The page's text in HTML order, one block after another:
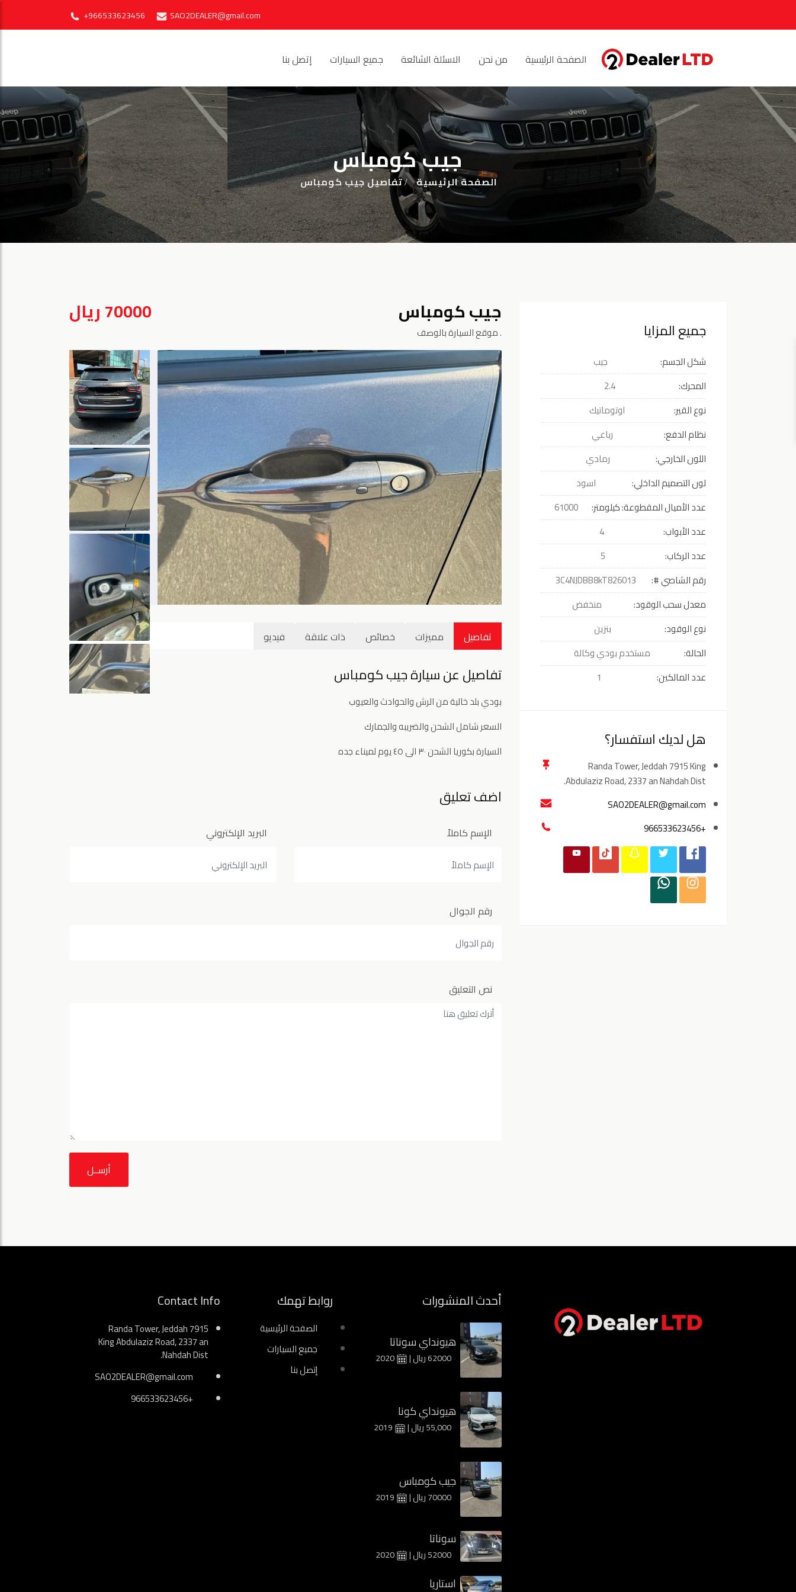
+966533623456 SAO2DEALER@gmail.com
الصفحة الرئيسية من نحن الاسئلة الشائعة جميع السيارات إتصل بنا
جيب كومباس
الصفحة الرئيسية تفاصيل جيب كومباس
جيب كومباس
موقع السيارة بالوصف.
70000 ريال
تفاصيل مميزات خصائص ذات علاقة فيديو
تفاصيل عن سيارة جيب كومباس
بودي بلد خالية من الرش والحوادث والعيوب
السعر شامل الشحن والضريبه والجمارك
السيارة بكوريا الشحن ٣٠ الى ٤٥ يوم لميناء جده
اضف تعليق
الإسم كاملاً البريد الإلكتروني
رقم الجوال
نص التعليق
أرســل
جميع المزايا
شكل الجسم:
جيب
المحرك:
2.4
نوع القير:
اوتوماتيك
نظام الدفع:
رباعي
اللون الخارجي:
رمادي
لون التصميم الداخلي:
اسود
عدد الأميال المقطوعة: كيلومتر:
61000
عدد الأبواب:
4
عدد الركاب:
5
رقم الشاصي #:
3C4NJDBB8kT826013
معدل سحب الوقود:
منخفض
نوع الوقود:
بنزين
الحالة:
مستخدم بودي وكالة
عدد المالكين:
1
هل لديك استفسار؟
Randa Tower, Jeddah 7915 King
Abdulaziz Road, 2337 an Nahdah Dist.
SAO2DEALER@gmail.com
+966533623456
Contact Info
Randa Tower, Jeddah 7915
King Abdulaziz Road, 2337 an
Nahdah Dist.
SAO2DEALER@gmail.com
+966533623456
روابط تهمك
الصفحة الرئيسية
جميع السيارات
إتصل بنا
أحدث المنشورات
هيونداي سوناتا
62000 ريال |
هيونداي كونا
55,000 ريال |
جيب كومباس
70000 ريال |
سوناتا
52000 ريال |
استاريا